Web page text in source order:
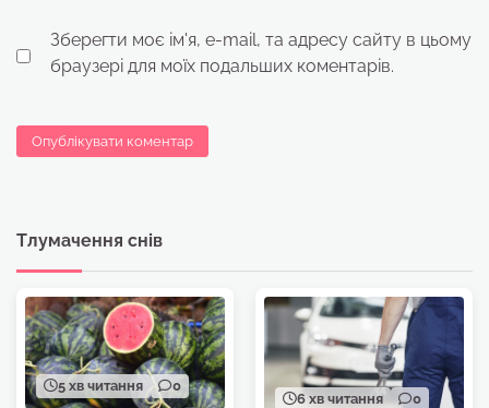
Зберегти моє ім'я, e-mail, та адресу сайту в цьому
браузері для моїх подальших коментарів.
Тлумачення снів
5 хв читання 0
6 хв читання 0